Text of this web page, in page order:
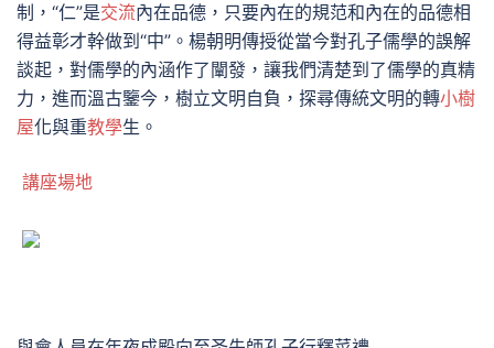
制，“仁”是交流內在品德，只要內在的規范和內在的品德相
得益彰才幹做到“中”。楊朝明傳授從當今對孔子儒學的誤解
談起，對儒學的內涵作了闡發，讓我們清楚到了儒學的真精
力，進而溫古鑒今，樹立文明自負，探尋傳統文明的轉小樹
屋化與重教學生。
講座場地